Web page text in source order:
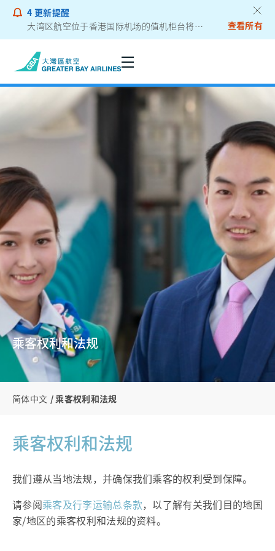
4 更新提醒
大湾区航空位于香港国际机场的值机柜台将迁往二号客运大楼
查看所有
乘客权利和法规
简体中文 乘客权利和法规
乘客权利和法规
我们遵从当地法规，并确保我们乘客的权利受到保障。
请参阅乘客及行李运输总条款，以了解有关我们目的地国
家/地区的乘客权利和法规的资料。